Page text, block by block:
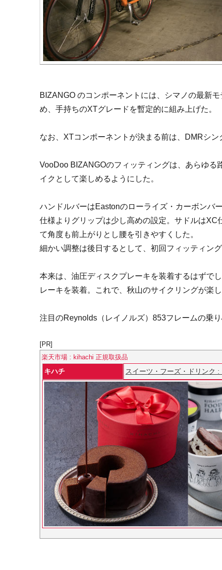
BIZANGO のコンポーネントには、シマノの最新
め、手持ちのXTグレードを暫定的に組み上げた。
なお、XTコンポーネントが決まる前は、DMRシ
VooDoo BIZANGOのフィッティングは、あらゆ
イクとして楽しめるようにした。
ハンドルバーはEastonのローライズ・カーボンバ
仕様よりグリップは少し高めの設定。サドルは
て角度も前上がりとし腰を引きやすくした。
細かい調整は後日するとして、初回フィッティン
本来は、油圧ディスクプレーキを装着するはずで
レーキを装着。これで、秋山のサイクリングが楽
注目のReynolds（レイノルズ）853フレームの乗
[PR]
楽天市場 : kihachi 正規取扱品
キハチ スイーツ・フーズ・ドリンク